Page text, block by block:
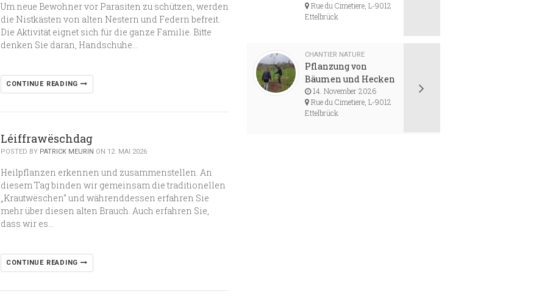
Um neue Bewohner vor Parasiten zu schützen, werden
die Nistkästen von alten Nestern und Federn befreit.
Die Aktivität eignet sich für die ganze Familie. Bitte
denken Sie daran, Handschuhe…
CONTINUE READING
Léiffrawëschdag
POSTED BY PATRICK MEURIN ON 12. MAI 2026
Heilpflanzen erkennen und zusammenstellen. An
diesem Tag binden wir gemeinsam die traditionellen
„Krautwëschen“ und währenddessen erfahren Sie
mehr über diesen alten Brauch. Auch erfahren Sie,
dass wir es…
CONTINUE READING
Rue du Cimetiere, L-9012
Ettelbrück
CHANTIER NATURE
Pflanzung von
Bäumen und Hecken
14. November 2026
Rue du Cimetiere, L-9012
Ettelbrück